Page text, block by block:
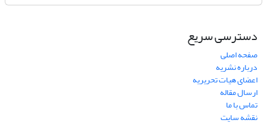
دسترسی سریع
صفحه اصلی
درباره نشریه
اعضای هیات تحریریه
ارسال مقاله
تماس با ما
نقشه سایت